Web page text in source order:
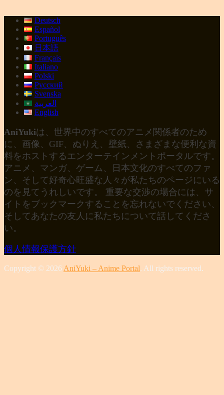
Deutsch
Español
Português
日本語
Français
Italiano
Polski
Русский
Svenska
العربية
English
AniYukiは、世界中のすべてのアニメ関係者のため
に、画像、GIF、ぬりえ、壁紙、さまざまな便利な資
料をホストするエンターテインメントポータルです。
アニメ、マンガ、ゲーム、日本文化のすべてのファ
ン、そして好奇心旺盛な人々が私たちのページにいる
のを見てうれしいです。 重要な交渉の場合には、サ
イトをブックマークすることを忘れないでください、
そしてあなたの友人に私たちについて話してくださ
い。
個人情報保護方針
Copyright © 2026 AniYuki – Anime Portal. All rights reserved.